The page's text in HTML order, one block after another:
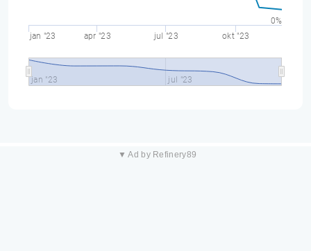
jan "23 apr "23 jul "23 okt "23
jan "23 jul "23
0%
▼ Ad by Refinery89